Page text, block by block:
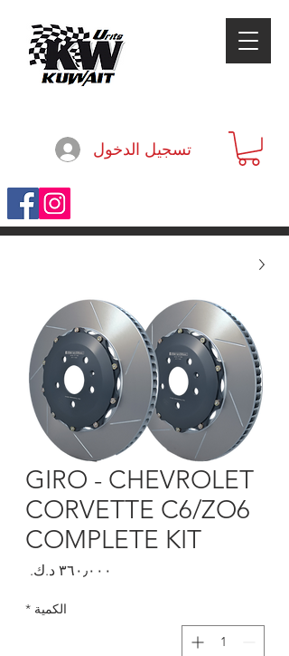
تسجيل الدخول
GIRO - CHEVROLET
CORVETTE C6/ZO6
COMPLETE KIT
الكمية *